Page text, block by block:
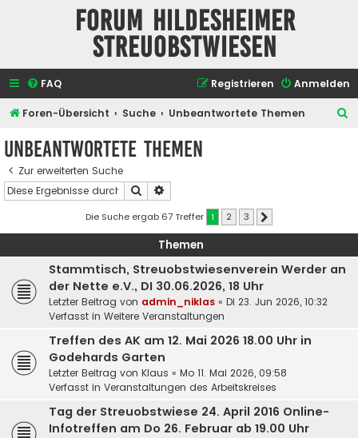
Forum Hildesheimer
Streuobstwiesen
FAQ Anmelden
Registrieren
Foren-Übersicht Suche Unbeantwortete Themen
Unbeantwortete Themen
Zur erweiterten Suche
Suche
Die Suche ergab 67 Treffer 1 2 3
Themen
Stammtisch, Streuobstwiesenverein Werder an
der Nette e.V., DI 30.06.2026, 18 Uhr
Letzter Beitrag von admin_niklas « Di 23. Jun 2026, 10:32
Verfasst in Weitere Veranstaltungen
Treffen des AK am 12. Mai 2026 18.00 Uhr in
Godehards Garten
Letzter Beitrag von Klaus « Mo 11. Mai 2026, 09:58
Verfasst in Veranstaltungen des Arbeitskreises
Tag der Streuobstwiese 24. April 2016 Online-
Infotreffen am Do 26. Februar ab 19.00 Uhr